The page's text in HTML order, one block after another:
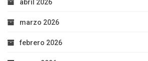
abril 2026
marzo 2026
febrero 2026